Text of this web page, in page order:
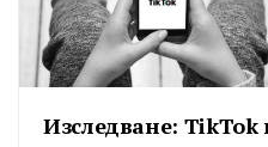
Изследване: TikTok